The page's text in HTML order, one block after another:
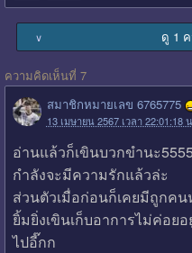
∨ ดู 1
ความคิดเห็นที่ 7
สมาชิกหมายเลข 6765775
13 เมษายน 2567 เวลา 22:01:18 น.
อ่านแล้วก็เขินบวกขำนะ
กำลังจะมีความรักแล้วล่ะ
ส่วนตัวเมื่อก่อนก็เคยมีถูกค
ยิ้มยิ่งเขินเก็บอาการไม่ค่อย
ไปอี๊กก